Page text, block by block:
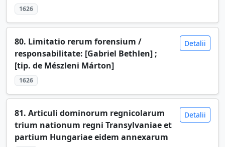
1626
80. Limitatio rerum forensium /
responsabilitate: [Gabriel Bethlen] ;
[tip. de Mészleni Márton]
1626
Detalii
81. Articuli dominorum regnicolarum
trium nationum regni Transylvaniae et
partium Hungariae eidem annexarum
Detalii